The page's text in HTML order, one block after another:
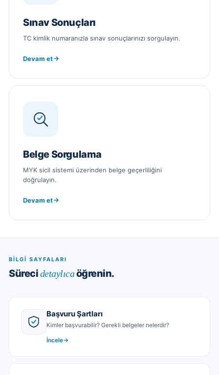
Sınav Sonuçları
TC kimlik numaranızla sınav sonuçlarınızı sorgulayın.
Devam et
Belge Sorgulama
MYK sicil sistemi üzerinden belge geçerliliğini
doğrulayın.
Devam et
BILGI SAYFALARI
Sürecidetaylıcaöğrenin.
Başvuru Şartları
Kimler başvurabilir? Gerekli belgeler nelerdir?
İncele